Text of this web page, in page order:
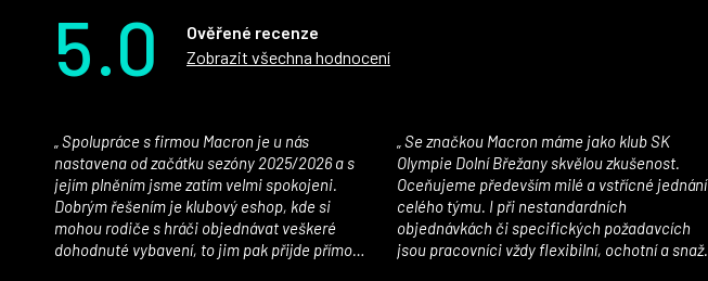
5.0
Ověřené recenze
Zobrazit všechna hodnocení
nastavena od začátku sezóny 2025/2026 a s
jejím plněním jsme zatím velmi spokojeni.
Dobrým řešením je klubový eshop, kde si
mohou rodiče s hráči objednávat veškeré
dohodnuté vybavení, to jim pak přijde přímo
Olympie Dolní Břežany skvělou zkušenost.
Oceňujeme především milé a vstřícné jednání
celého týmu. I při nestandardních
objednávkách či specifických požadavcích
jsou pracovníci vždy flexibilní, ochotní a snaží